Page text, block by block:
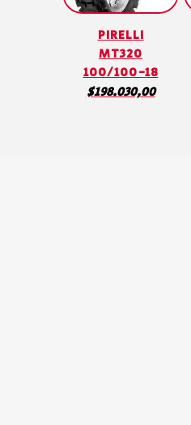
PIRELLI
MT320
100/100-18
$198.030,00